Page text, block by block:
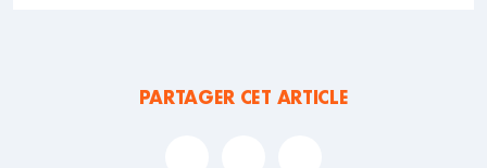
PARTAGER CET ARTICLE